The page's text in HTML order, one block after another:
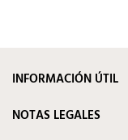
INFORMACIÓN ÚTIL
NOTAS LEGALES